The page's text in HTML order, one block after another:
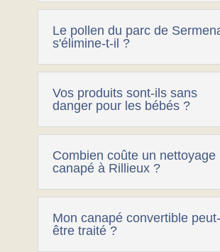
Le pollen du parc de
s'élimine-t-il ?
Vos produits sont-ils sans
danger pour les bébés ?
Combien coûte un nettoyage
canapé à Rillieux ?
Mon canapé convertible peut-
être traité ?